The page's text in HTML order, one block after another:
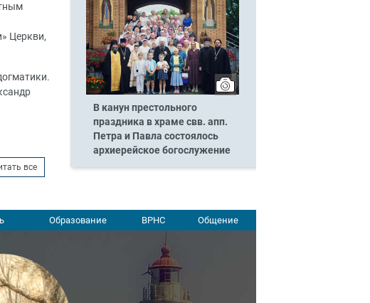
Церкви,
все
В канун престольного
праздника в храме свв. апп.
Петра и Павла состоялось
архиерейское богослужение
Образование ВРНС Общение